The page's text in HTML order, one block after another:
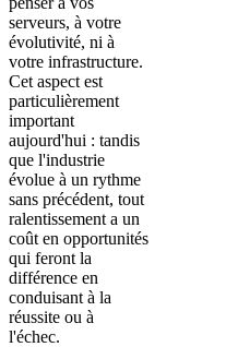
serveurs, à votre
évolutivité, ni à
votre infrastructure.
Cet aspect est
particulièrement
important
aujourd'hui : tandis
que l'industrie
évolue à un rythme
sans précédent, tout
ralentissement a un
coût en opportunités
qui feront la
différence en
conduisant à la
réussite ou à
l'échec.